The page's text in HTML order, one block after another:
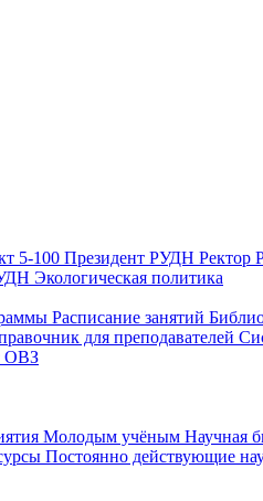
5-100 Президент РУДН Ректор
Экологическая политика
Расписание занятий
для преподавателей
ОВЗ
Молодым учёным Научная
Постоянно действующие